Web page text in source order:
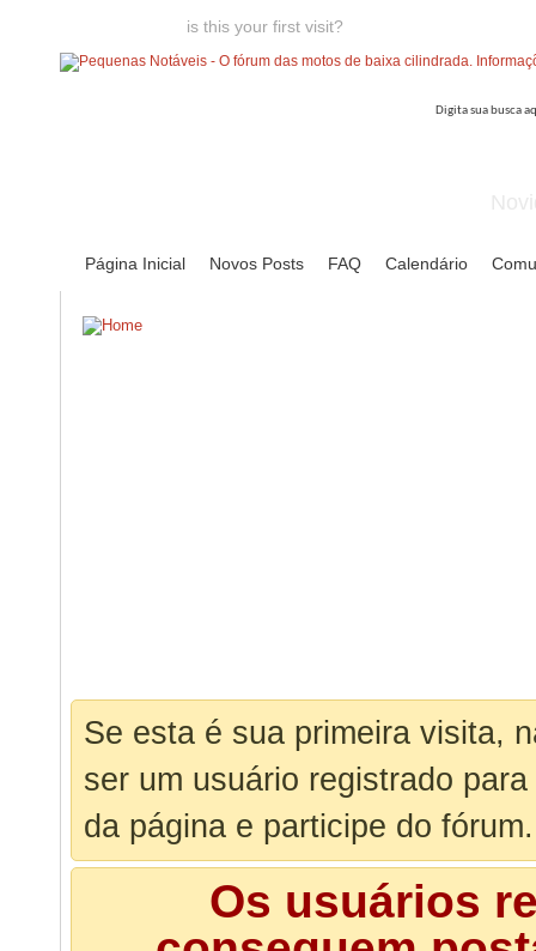
is this your first visit?
Página Inicial Novos Posts FAQ Calendário
Se esta é sua primeira visita,
ser um usuário registrado
da página e participe do fórum.
Os usuários